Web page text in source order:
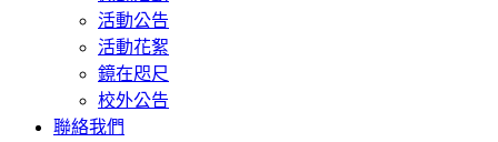
活動公告
活動花絮
鏡在咫尺
校外公告
聯絡我們